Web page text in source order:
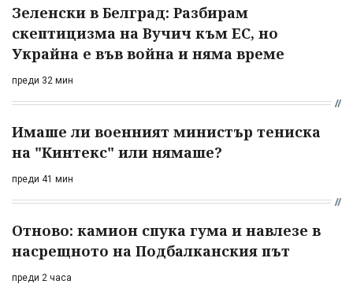
Зеленски в Белград: Разбирам
скептицизма на Вучич към ЕС, но
Украйна е във война и няма време
преди 32 мин
Имаше ли военният министър тениска
на "Кинтекс" или нямаше?
преди 41 мин
Отново: камион спука гума и навлезе в
насрещното на Подбалканския път
преди 2 часа